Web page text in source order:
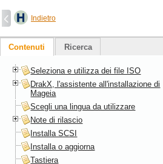
Indietro
Contenuti Ricerca
Seleziona e utilizza dei file ISO
DrakX, l'assistente all'installazione di
Mageia
Scegli una lingua da utilizzare
Note di rilascio
Installa SCSI
Installa o aggiorna
Tastiera